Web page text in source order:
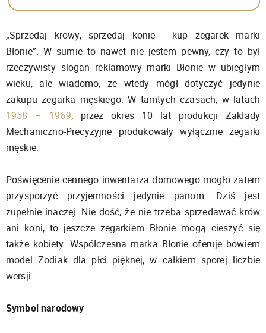
„Sprzedaj krowy, sprzedaj konie - kup zegarek marki
Błonie”. W sumie to nawet nie jestem pewny, czy to był
rzeczywisty slogan reklamowy marki Błonie w ubiegłym
wieku, ale wiadomo, że wtedy mógł dotyczyć jedynie
zakupu zegarka męskiego. W tamtych czasach, w latach
1958 – 1969, przez okres 10 lat produkcji Zakłady
Mechaniczno-Precyzyjne produkowały wyłącznie zegarki
męskie.
Poświęcenie cennego inwentarza domowego mogło zatem
przysporzyć przyjemności jedynie panom. Dziś jest
zupełnie inaczej. Nie dość, że nie trzeba sprzedawać krów
ani koni, to jeszcze zegarkiem Błonie mogą cieszyć się
także kobiety. Współczesna marka Błonie oferuje bowiem
model Zodiak dla płci pięknej, w całkiem sporej liczbie
wersji.
Symbol narodowy